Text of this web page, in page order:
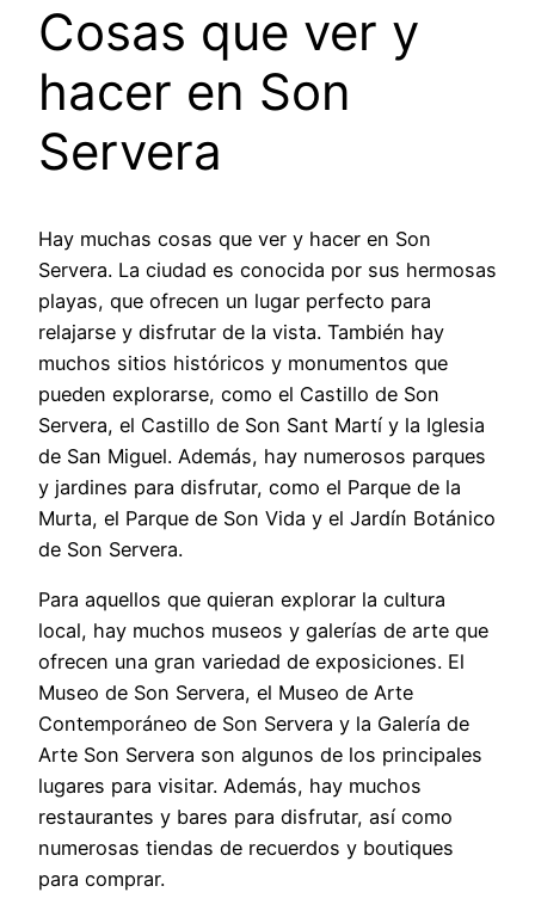
Cosas que ver y
hacer en Son
Servera
Hay muchas cosas que ver y hacer en Son
Servera. La ciudad es conocida por sus hermosas
playas, que ofrecen un lugar perfecto para
relajarse y disfrutar de la vista. También hay
muchos sitios históricos y monumentos que
pueden explorarse, como el Castillo de Son
Servera, el Castillo de Son Sant Martí y la Iglesia
de San Miguel. Además, hay numerosos parques
y jardines para disfrutar, como el Parque de la
Murta, el Parque de Son Vida y el Jardín Botánico
de Son Servera.
Para aquellos que quieran explorar la cultura
local, hay muchos museos y galerías de arte que
ofrecen una gran variedad de exposiciones. El
Museo de Son Servera, el Museo de Arte
Contemporáneo de Son Servera y la Galería de
Arte Son Servera son algunos de los principales
lugares para visitar. Además, hay muchos
restaurantes y bares para disfrutar, así como
numerosas tiendas de recuerdos y boutiques
para comprar.